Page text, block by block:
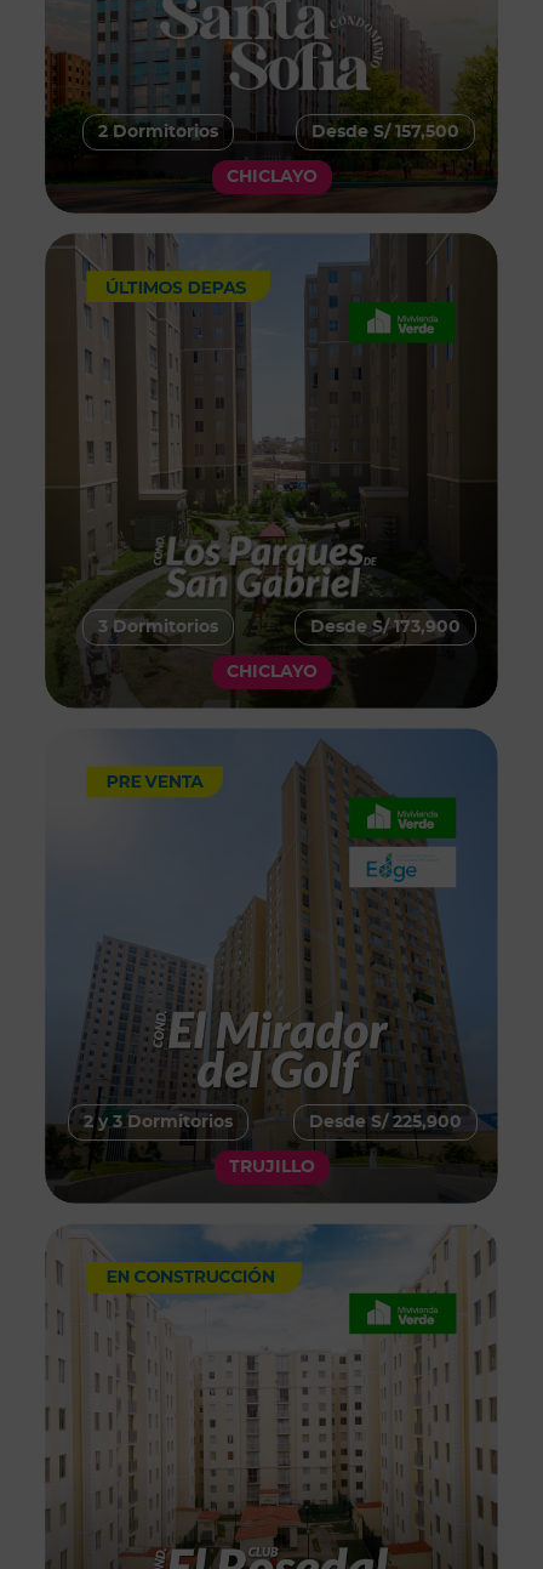
2 Dormitorios Desde S/ 157,500
CHICLAYO
3 Dormitorios Desde S/ 173,900
CHICLAYO
2 y 3 Dormitorios Desde S/ 225,900
TRUJILLO